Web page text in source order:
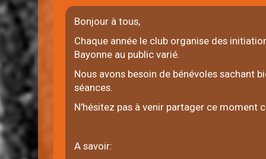
Bonjour à tous,
Chaque année le club organise des
Bayonne au public varié.
Nous avons besoin de bénévoles sachant
séances.
N'hésitez pas à venir partager ce moment
A savoir: